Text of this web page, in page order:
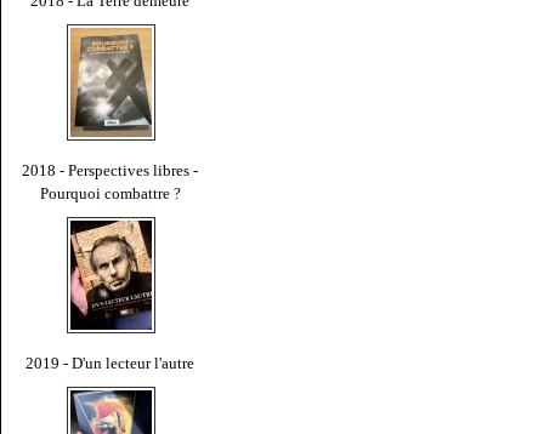
2018 - Perspectives libres -
Pourquoi combattre ?
2019 - D'un lecteur l'autre